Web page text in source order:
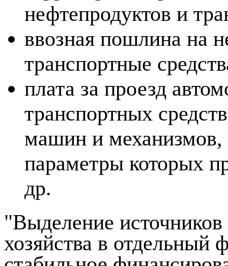
нефтепродуктов и
ввозная пошлина на
транспортные
плата за проезд
транспортных
машин и механизмов,
параметры которых
др.
"Выделение
хозяйства в отдельный